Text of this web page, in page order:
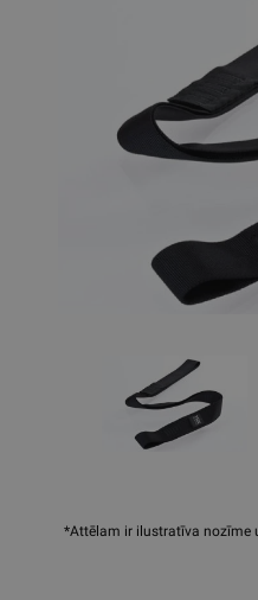
*Attēlam ir ilustratīva nozīme